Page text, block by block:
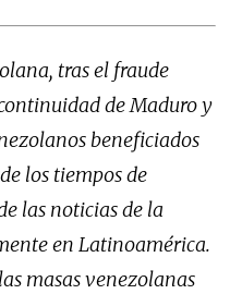
tras el fraude
de Maduro y
beneficiados
los tiempos de
las noticias de la
en Latinoamérica.
masas venezolanas